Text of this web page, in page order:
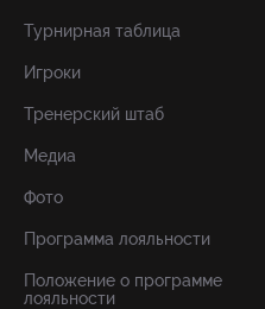
Турнирная таблица
Игроки
Тренерский штаб
Медиа
Фото
Программа лояльности
Положение о программе
лояльности